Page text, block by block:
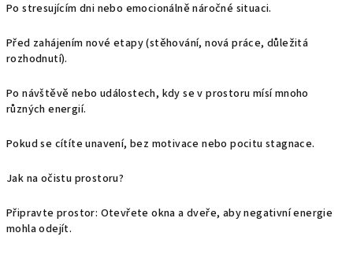
Po stresujícím dni nebo emocionálně náročné situaci.
Před zahájením nové etapy (stěhování, nová práce, důležitá
rozhodnutí).
Po návštěvě nebo událostech, kdy se v prostoru mísí mnoho
různých energií.
Pokud se cítíte unavení, bez motivace nebo pocitu stagnace.
Jak na očistu prostoru?
Připravte prostor: Otevřete okna a dveře, aby negativní energie
mohla odejít.